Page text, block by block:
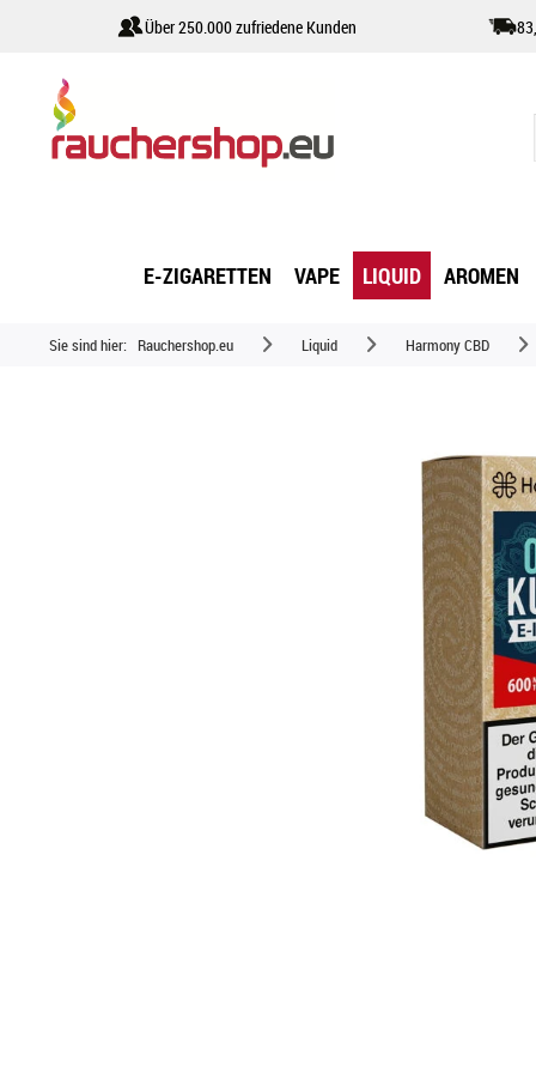
Über 250.000 zufriedene Kunden
E-ZIGARETTEN VAPE LIQUID AROMEN
Sie sind hier: Rauchershop.eu Liquid Harmony CBD